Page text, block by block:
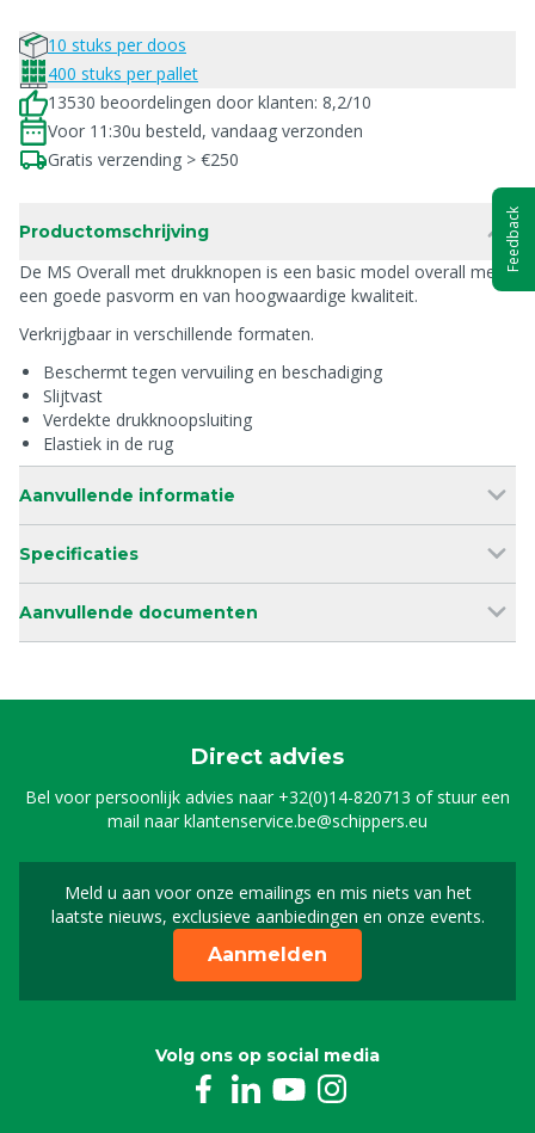
10 stuks per doos
400 stuks per pallet
13530 beoordelingen door klanten: 8,2/10
Voor 11:30u besteld, vandaag verzonden
Gratis verzending > €250
Productomschrijving
De MS Overall met drukknopen is een basic model overall met
een goede pasvorm en van hoogwaardige kwaliteit.
Verkrijgbaar in verschillende formaten.
Beschermt tegen vervuiling en beschadiging
Slijtvast
Verdekte drukknoopsluiting
Elastiek in de rug
Aanvullende informatie
Specificaties
Aanvullende documenten
Direct advies
Bel voor persoonlijk advies naar +32(0)14-820713 of stuur een
mail naarklantenservice.be@schippers.eu
Meld u aan voor onze emailings en mis niets van het
laatste nieuws, exclusieve aanbiedingen en onze events.
Meld u aan voor onze
Aanmelden
Volg ons op social media
Feedback